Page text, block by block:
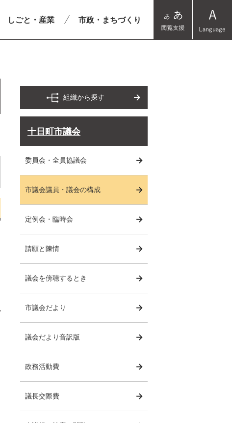
しごと・産業 市政・まちづくり
組織から探す
十日町市議会
委員会・全員協議会
市議会議員・議会の構成
定例会・臨時会
請願と陳情
議会を傍聴するとき
市議会だより
議会だより音訳版
政務活動費
議長交際費